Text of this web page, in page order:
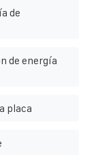
de
de energía
placa